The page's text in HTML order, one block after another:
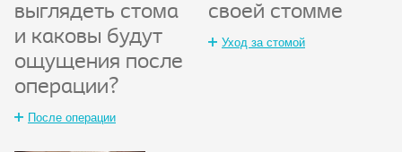
выглядеть стома
и каковы будут
ощущения после
операции?
После операции
своей стомме
Уход за стомой